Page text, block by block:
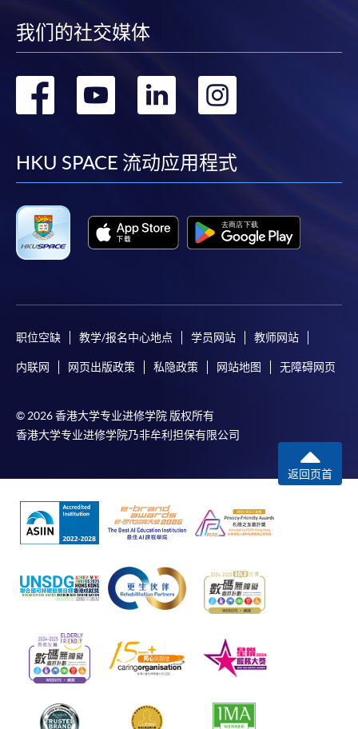
我们的社交媒体
转
facebook
转
youtube
转
linkedin
转
HKU SPACE 流动应用程式
职位空缺 教学/报名中心地点 学员网站 教师网站
内联网 网页出版政策 私隐政策 网站地图 无障碍网页
© 2026 香港大学专业进修学院 版权所有
香港大学专业进修学院乃非牟利担保有限公司
返回页首